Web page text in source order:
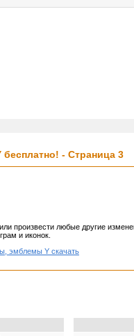
- Страница 3
произвести любые другие
и иконок.
эмблемы Y скачать